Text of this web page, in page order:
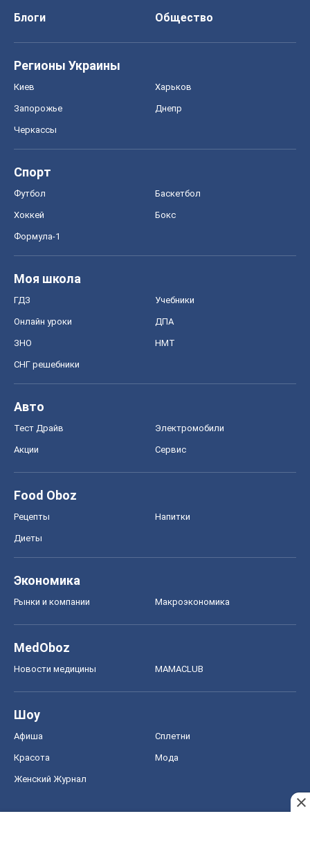
Блоги
Общество
Регионы Украины
Киев Харьков
Запорожье Днепр
Черкассы
Спорт
Футбол Баскетбол
Хоккей Бокс
Формула-1
Моя школа
ГДЗ Учебники
Онлайн уроки ДПА
ЗНО НМТ
СНГ решебники
Авто
Тест Драйв Электромобили
Акции Сервис
Food Oboz
Рецепты Напитки
Диеты
Экономика
Рынки и компании Mакроэкономика
MedOboz
Новости медицины MAMACLUB
Шоу
Афиша Сплетни
Красота Мода
Женский Журнал